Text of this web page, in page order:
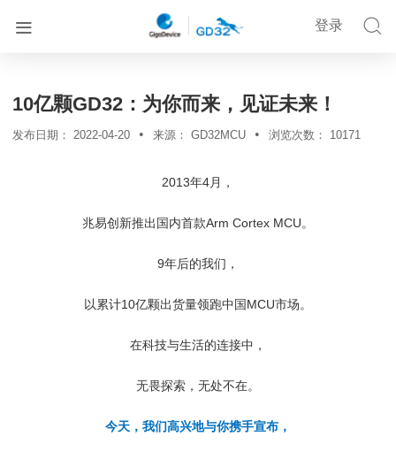
 
登录
首页
10亿颗GD32：为你而来，见证未来！
发布日期： 2022-04-20 • 来源： GD32MCU • 浏览次数： 10171
2013年4月，
兆易创新推出国内首款Arm Cortex MCU。
9年后的我们，
以累计10亿颗出货量领跑中国MCU市场。
在科技与生活的连接中，
无畏探索，无处不在。
今天，我们高兴地与你携手宣布，